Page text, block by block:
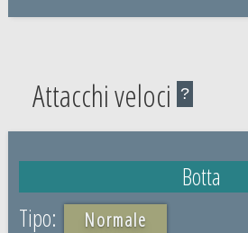
Attacchi veloci ?
Botta
Normale